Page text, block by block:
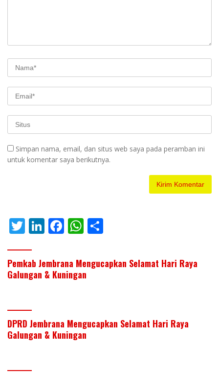
Simpan nama, email, dan situs web saya pada peramban ini
untuk komentar saya berikutnya.
T
w
itt
er
Li
n
k
e
F
ac
e
b
k
W
h
at
s
p
ar
e
Pemkab Jembrana Mengucapkan Selamat Hari Raya
Galungan & Kuningan
DPRD Jembrana Mengucapkan Selamat Hari Raya
Galungan & Kuningan